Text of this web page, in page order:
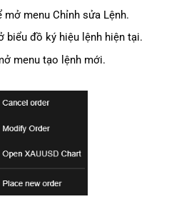
menu Chỉnh sửa Lệnh.
biểu đồ ký hiệu lệnh hiện tại.
menu tạo lệnh mới.